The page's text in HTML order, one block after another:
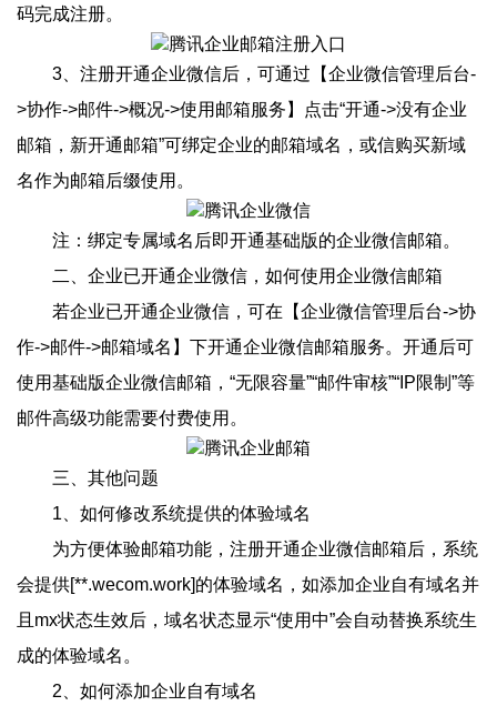
码完成注册。
3、注册开通企业微信后，可通过【企业微信管理后台-
>协作->邮件->概况->使用邮箱服务】点击“开通->没有企业
邮箱，新开通邮箱”可绑定企业的邮箱域名，或信购买新域
名作为邮箱后缀使用。
注：绑定专属域名后即开通基础版的企业微信邮箱。
二、企业已开通企业微信，如何使用企业微信邮箱
若企业已开通企业微信，可在【企业微信管理后台->协
作->邮件->邮箱域名】下开通企业微信邮箱服务。开通后可
使用基础版企业微信邮箱，“无限容量”“邮件审核”“IP限制”等
邮件高级功能需要付费使用。
三、其他问题
1、如何修改系统提供的体验域名
为方便体验邮箱功能，注册开通企业微信邮箱后，系统
会提供[**.wecom.work]的体验域名，如添加企业自有域名并
且mx状态生效后，域名状态显示“使用中”会自动替换系统生
成的体验域名。
2、如何添加企业自有域名